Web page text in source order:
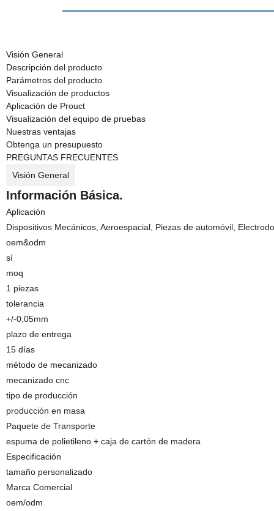
Visión General
Descripción del producto
Parámetros del producto
Visualización de productos
Aplicación de Prouct
Visualización del equipo de pruebas
Nuestras ventajas
Obtenga un presupuesto
PREGUNTAS FRECUENTES
Visión General
Información Básica.
Aplicación
Dispositivos Mecánicos, Aeroespacial, Piezas de automóvil,
oem&odm
sí
moq
1 piezas
tolerancia
+/-0,05mm
plazo de entrega
15 días
método de mecanizado
mecanizado cnc
tipo de producción
producción en masa
Paquete de Transporte
espuma de polietileno + caja de cartón de madera
Especificación
tamaño personalizado
Marca Comercial
oem/odm